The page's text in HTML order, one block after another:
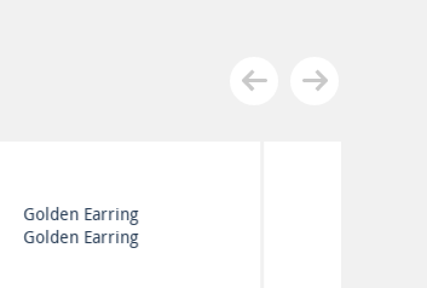
The Serpent Is Rising